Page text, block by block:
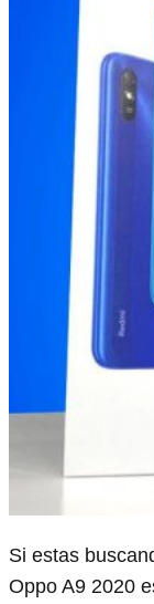
Si estas
Oppo A9 2020